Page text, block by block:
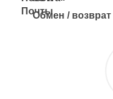
Обмен / возврат